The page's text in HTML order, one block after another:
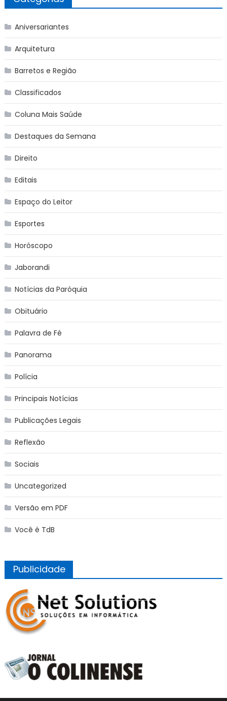
Aniversariantes
Arquitetura
Barretos e Região
Classificados
Coluna Mais Saúde
Destaques da Semana
Direito
Editais
Espaço do Leitor
Esportes
Horóscopo
Jaborandi
Notícias da Paróquia
Obituário
Palavra de Fé
Panorama
Polícia
Principais Notícias
Publicações Legais
Reflexão
Sociais
Uncategorized
Versão em PDF
Você é TdB
Publicidade